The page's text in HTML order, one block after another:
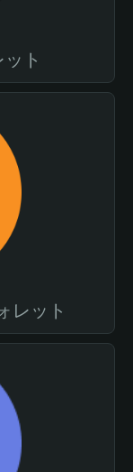
ト
レット